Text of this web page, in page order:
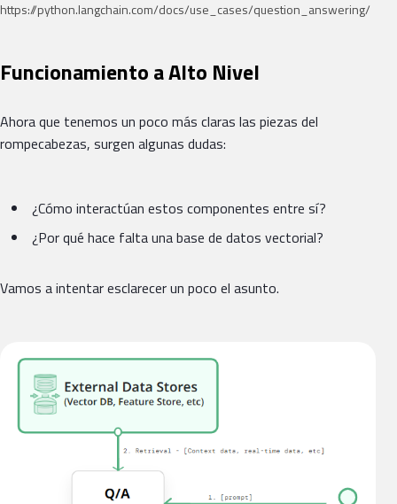
https://python.langchain.com/docs/use_cases/question_answering/
Funcionamiento a Alto Nivel
Ahora que tenemos un poco más claras las piezas del
rompecabezas, surgen algunas dudas:
¿Cómo interactúan estos componentes entre sí?
¿Por qué hace falta una base de datos vectorial?
Vamos a intentar esclarecer un poco el asunto.